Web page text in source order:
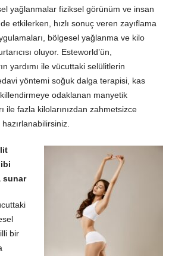
yağlanmalar fiziksel görünüm ve insan
etkilerken, hızlı sonuç veren zayıflama
bölgesel yağlanma ve kilo
oluyor. Esteworld’ün,
yardımı ile vücuttaki selülitlerin
yöntemi soğuk dalga terapisi, kas
odaklanan manyetik
ile fazla kilolarınızdan zahmetsizce
sunar
bir